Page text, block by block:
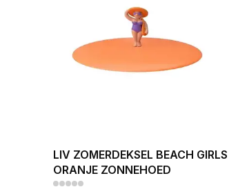
LIV ZOMERDEKSEL BEACH GIRLS
ORANJE ZONNEHOED